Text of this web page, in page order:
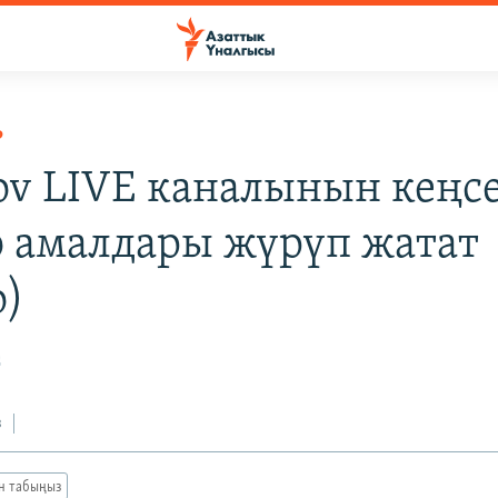
LIVE каналынын
амалдары жүрүп жатат
табыңыз